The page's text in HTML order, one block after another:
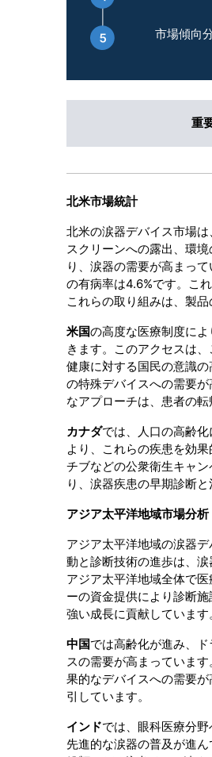
市場傾向
重
北米市場統計
北米の涙器デバイス市場
スクリーンへの露出、環
り、涙器の需要が高まっ
の有病率は4.6%です。こ
これらの取り組みは、製
米国の高度な医療制度に
きます。このアクセスは
健康に対する国民の意識
の特殊デバイスへの需要
なアプローチは、患者の転
カナダでは、人口の高齢
より、これらの疾患を効
チブなどの公衆衛生キャ
り、涙器疾患の早期診断
アジア太平洋地域市場分析
アジア太平洋地域の涙器
動と診断技術の進歩は、
アジア太平洋地域全体で
ーの資金提供により診断
強い成長に貢献しています
中国では高齢化が進み、
スの需要が高まっていま
果的なデバイスへの需要
引しています。
インドでは、眼科医療分
先進的な涙器の普及が進